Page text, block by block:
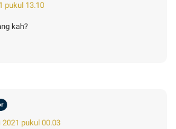
pukul 13.10
kah?
2021 pukul 00.03